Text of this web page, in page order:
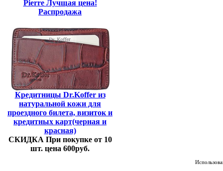
Pierre Лучщая цена!
Распродажа
Кредитницы Dr.Koffer из
натуральной кожи для
проездного билета, визиток и
кредитных карт(черная и
красная)
СКИДКА При покупке от 10
шт. цена 600руб.